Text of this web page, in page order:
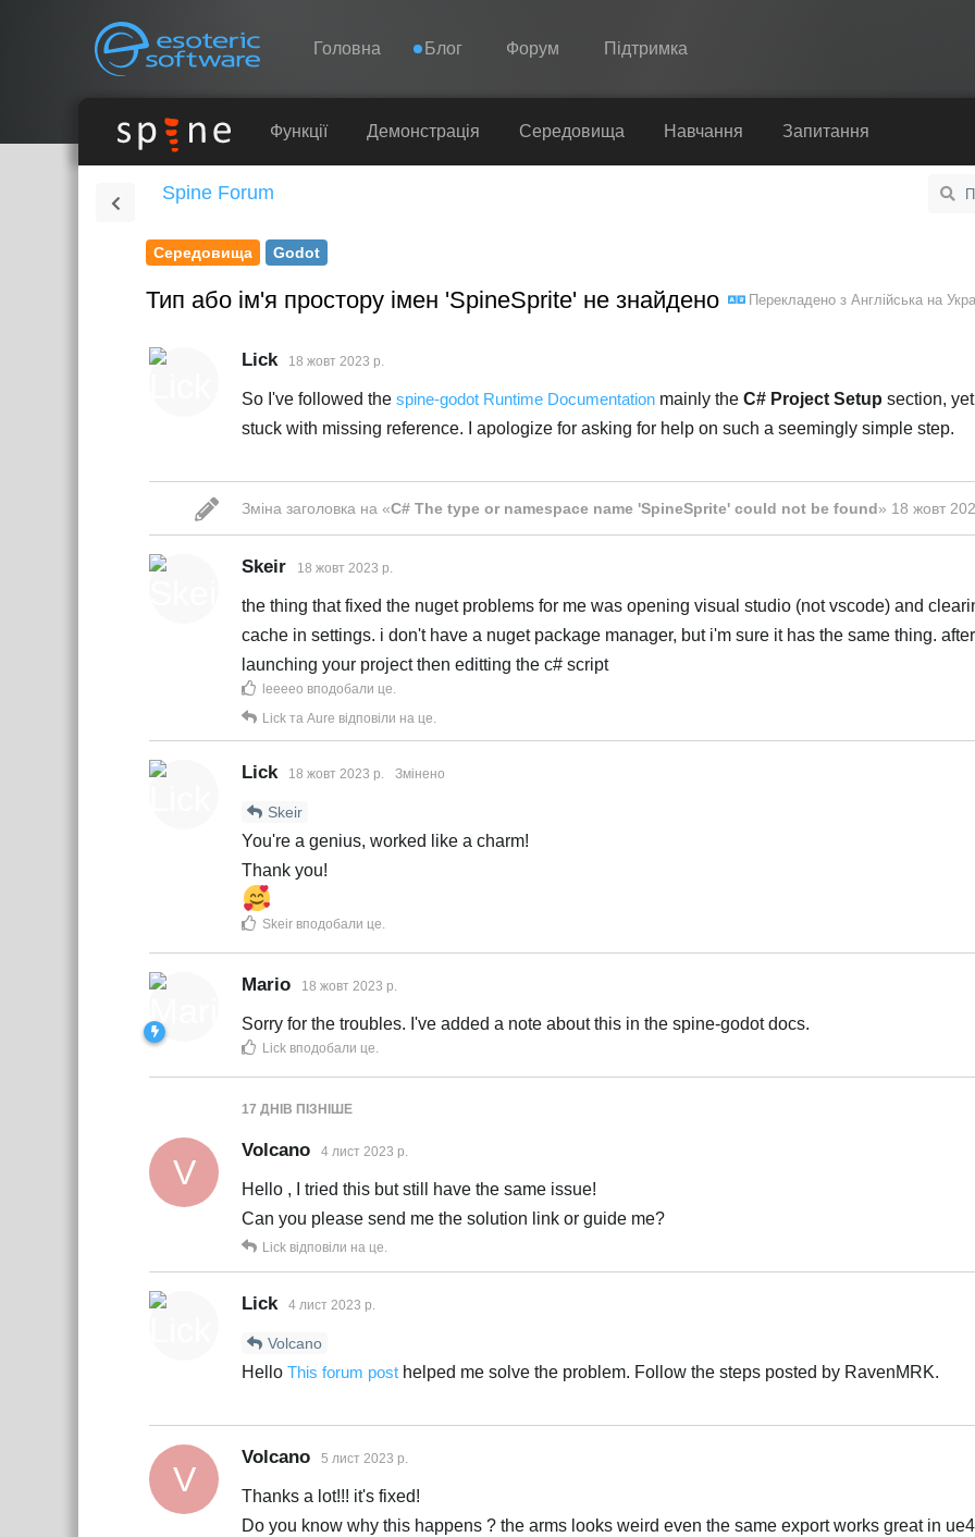
Esoteric Software
Навігація Головна Блог Форум Підтримка
Spine
Навчання
Спробувати
Купити
Функції Демонстрація Середовища Навчання Запитання
Spine Forum
Середовища Godot
Тип або ім'я простору імен 'SpineSprite' не знайдено Перекладено з Англійська на
Lick 18 жовт 2023 р.
So I've followed the spine-godot Runtime Documentation mainly the C# Project Setup section, yet
stuck with missing reference. I apologize for asking for help on such a seemingly simple step.
Зміна заголовка на «C# The type or namespace name 'SpineSprite' could not be found» 18 жовт
Skeir 18 жовт 2023 р.
the thing that fixed the nuget problems for me was opening visual studio (not vscode) and
cache in settings. i don't have a nuget package manager, but i'm sure it has the same thing.
launching your project then editting the c# script
leeeeo вподобали це.
Lick та Aure відповіли на це.
Lick 18 жовт 2023 р. Змінено
Skeir
You're a genius, worked like a charm!
Thank you!
Skeir вподобали це.
Mario 18 жовт 2023 р.
Sorry for the troubles. I've added a note about this in the spine-godot docs.
Lick вподобали це.
17 ДНІВ ПІЗНІШЕ
V
Volcano 4 лист 2023 р.
Hello , I tried this but still have the same issue!
Can you please send me the solution link or guide me?
Lick відповіли на це.
Lick 4 лист 2023 р.
Volcano
Hello This forum post helped me solve the problem. Follow the steps posted by RavenMRK.
V
Volcano 5 лист 2023 р.
Thanks a lot!!! it's fixed!
Do you know why this happens ? the arms looks weird even the same export works great in